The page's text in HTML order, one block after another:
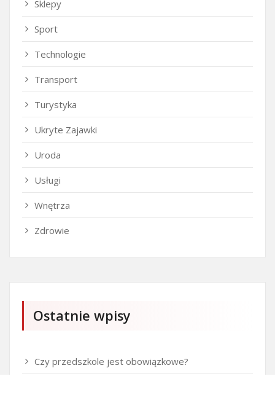
Sklepy
Sport
Technologie
Transport
Turystyka
Ukryte Zajawki
Uroda
Usługi
Wnętrza
Zdrowie
Ostatnie wpisy
Czy przedszkole jest obowiązkowe?